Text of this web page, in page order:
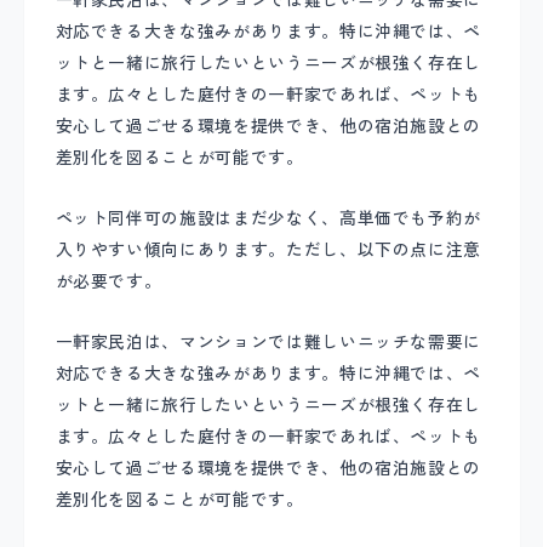
対応できる大きな強みがあります。特に沖縄では、ペ
ットと一緒に旅行したいというニーズが根強く存在し
ます。広々とした庭付きの一軒家であれば、ペットも
安心して過ごせる環境を提供でき、他の宿泊施設との
差別化を図ることが可能です。
ペット同伴可の施設はまだ少なく、高単価でも予約が
入りやすい傾向にあります。ただし、以下の点に注意
が必要です。
一軒家民泊は、マンションでは難しいニッチな需要に
対応できる大きな強みがあります。特に沖縄では、ペ
ットと一緒に旅行したいというニーズが根強く存在し
ます。広々とした庭付きの一軒家であれば、ペットも
安心して過ごせる環境を提供でき、他の宿泊施設との
差別化を図ることが可能です。